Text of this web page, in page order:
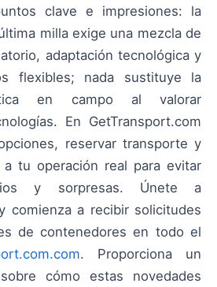
clave e impresiones: la
milla exige una mezcla de
adaptación tecnológica y
flexibles; nada sustituye la
en campo al valorar
En GetTransport.com
reservar transporte y
a tu operación real para evitar
y sorpresas. Únete a
comienza a recibir solicitudes
de contenedores en todo el
. Proporciona un
cómo estas novedades